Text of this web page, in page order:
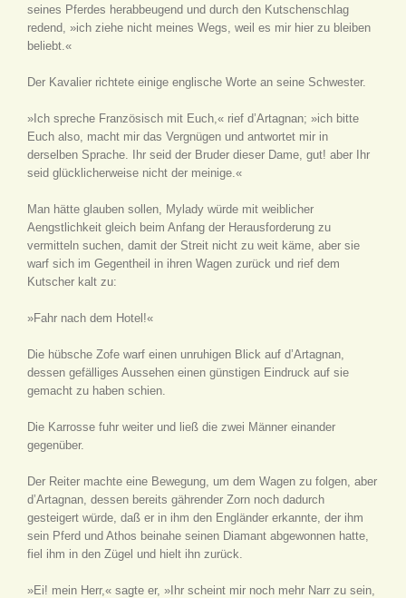
seines Pferdes herabbeugend und durch den Kutschenschlag
redend, »ich ziehe nicht meines Wegs, weil es mir hier zu bleiben
beliebt.«
Der Kavalier richtete einige englische Worte an seine Schwester.
»Ich spreche Französisch mit Euch,« rief d’Artagnan; »ich bitte
Euch also, macht mir das Vergnügen und antwortet mir in
derselben Sprache. Ihr seid der Bruder dieser Dame, gut! aber Ihr
seid glücklicherweise nicht der meinige.«
Man hätte glauben sollen, Mylady würde mit weiblicher
Aengstlichkeit gleich beim Anfang der Herausforderung zu
vermitteln suchen, damit der Streit nicht zu weit käme, aber sie
warf sich im Gegentheil in ihren Wagen zurück und rief dem
Kutscher kalt zu:
»Fahr nach dem Hotel!«
Die hübsche Zofe warf einen unruhigen Blick auf d’Artagnan,
dessen gefälliges Aussehen einen günstigen Eindruck auf sie
gemacht zu haben schien.
Die Karrosse fuhr weiter und ließ die zwei Männer einander
gegenüber.
Der Reiter machte eine Bewegung, um dem Wagen zu folgen, aber
d’Artagnan, dessen bereits gährender Zorn noch dadurch
gesteigert würde, daß er in ihm den Engländer erkannte, der ihm
sein Pferd und Athos beinahe seinen Diamant abgewonnen hatte,
fiel ihm in den Zügel und hielt ihn zurück.
»Ei! mein Herr,« sagte er, »Ihr scheint mir noch mehr Narr zu sein,